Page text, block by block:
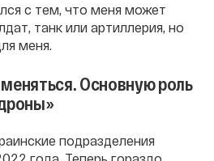
с тем, что меня может
танк или артиллерия, но
меня.
Основную роль
подразделения